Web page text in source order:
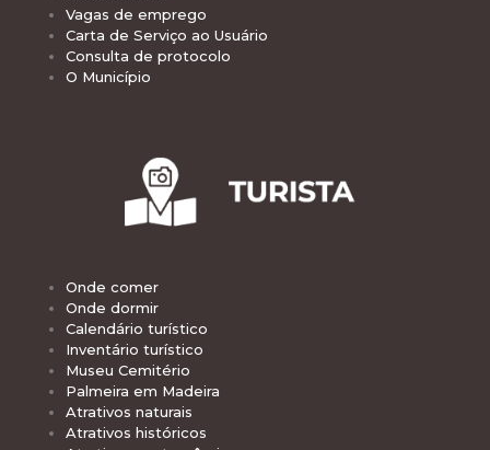
Vagas de emprego
Carta de Serviço ao Usuário
Consulta de protocolo
O Município
Onde comer
Onde dormir
Calendário turístico
Inventário turístico
Museu Cemitério
Palmeira em Madeira
Atrativos naturais
Atrativos históricos